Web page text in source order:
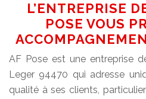
L’ENTREPRISE
POSE VOUS
AF Pose est une entreprise
Leger 94470 qui adresse
qualité à ses clients,